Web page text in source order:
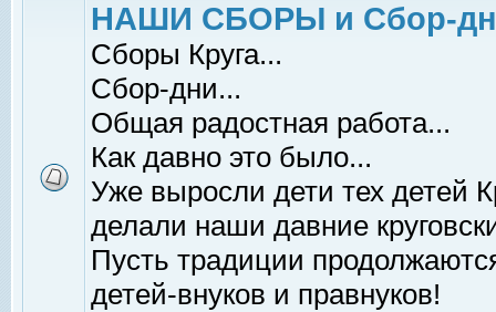
НАШИ СБОРЫ и Сбор-
Сборы Круга...
Сбор-дни...
Общая радостная работа...
Как давно это было...
Уже выросли дети тех детей
делали наши давние
Пусть традиции
детей-внуков и правнуков!